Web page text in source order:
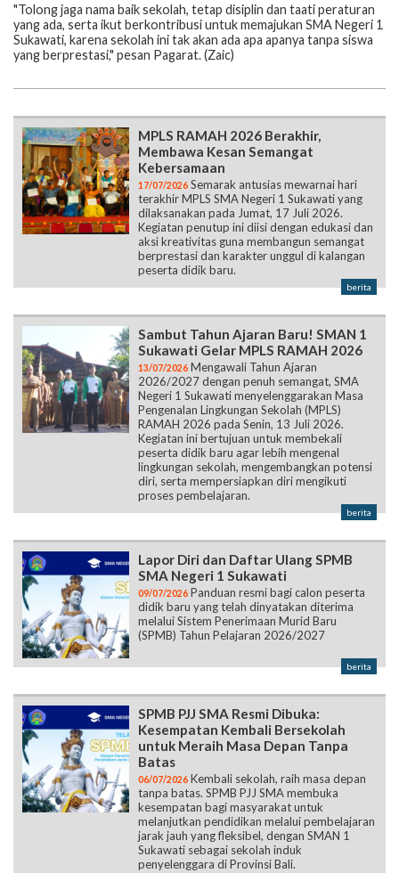
"Tolong jaga nama baik sekolah, tetap disiplin dan taati peraturan
yang ada, serta ikut berkontribusi untuk memajukan SMA Negeri 1
Sukawati, karena sekolah ini tak akan ada apa apanya tanpa siswa
yang berprestasi," pesan Pagarat. (Zaic)
MPLS RAMAH 2026 Berakhir,
Membawa Kesan Semangat
Kebersamaan
17/07/2026 Semarak antusias mewarnai hari
terakhir MPLS SMA Negeri 1 Sukawati yang
dilaksanakan pada Jumat, 17 Juli 2026.
Kegiatan penutup ini diisi dengan edukasi dan
aksi kreativitas guna membangun semangat
berprestasi dan karakter unggul di kalangan
peserta didik baru.
berita
Sambut Tahun Ajaran Baru! SMAN 1
Sukawati Gelar MPLS RAMAH 2026
13/07/2026 Mengawali Tahun Ajaran
2026/2027 dengan penuh semangat, SMA
Negeri 1 Sukawati menyelenggarakan Masa
Pengenalan Lingkungan Sekolah (MPLS)
RAMAH 2026 pada Senin, 13 Juli 2026.
Kegiatan ini bertujuan untuk membekali
peserta didik baru agar lebih mengenal
lingkungan sekolah, mengembangkan potensi
diri, serta mempersiapkan diri mengikuti
proses pembelajaran.
berita
Lapor Diri dan Daftar Ulang SPMB
SMA Negeri 1 Sukawati
09/07/2026 Panduan resmi bagi calon peserta
didik baru yang telah dinyatakan diterima
melalui Sistem Penerimaan Murid Baru
(SPMB) Tahun Pelajaran 2026/2027
berita
SPMB PJJ SMA Resmi Dibuka:
Kesempatan Kembali Bersekolah
untuk Meraih Masa Depan Tanpa
Batas
06/07/2026 Kembali sekolah, raih masa depan
tanpa batas. SPMB PJJ SMA membuka
kesempatan bagi masyarakat untuk
melanjutkan pendidikan melalui pembelajaran
jarak jauh yang fleksibel, dengan SMAN 1
Sukawati sebagai sekolah induk
penyelenggara di Provinsi Bali.